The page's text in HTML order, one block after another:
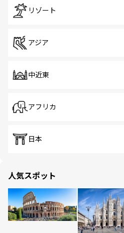
リゾート
アジア
中近東
アフリカ
日本
人気スポット